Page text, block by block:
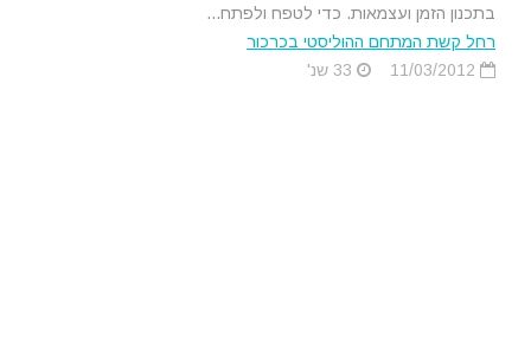
בתכנון הזמן ועצמאות. כדי לטפח ולפתח...
רחל קשת המתחם ההוליסטי בכרכור